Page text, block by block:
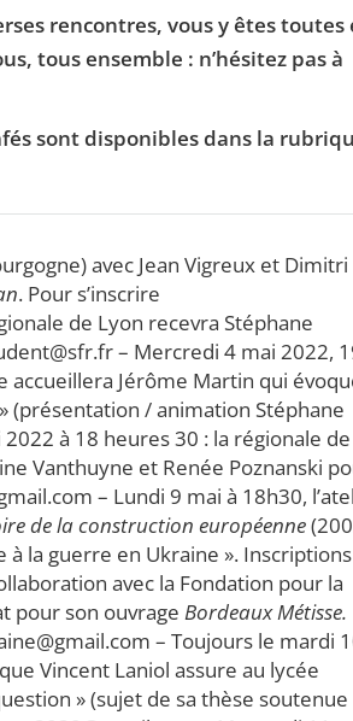
rencontres, vous y êtes toutes
tous ensemble : n’hésitez pas à
sont disponibles dans la
avec Jean Vigreux et Dimitri
. Pour s’inscrire
de Lyon recevra Stéphane
– Mercredi 4 mai 2022,
accueillera Jérôme Martin qui
(présentation / animation Stéphane
à 18 heures 30 : la régionale de
Vanthuyne et Renée Poznanski
– Lundi 9 mai à 18h30,
de la construction européenne
la guerre en Ukraine ».
avec la Fondation pour la
pour son ouvrage Bordeaux Métisse.
– Toujours le mardi
Vincent Laniol assure au lycée
» (sujet de sa thèse soutenue